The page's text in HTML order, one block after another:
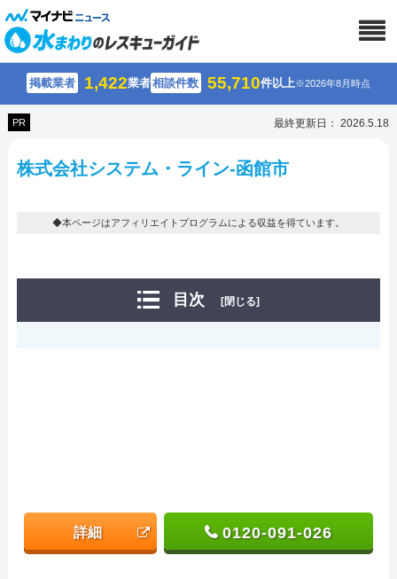
掲載業者 1,422業者相談件数 55,710件以上※2026年8月時点
PR 最終更新日： 2026.5.18
株式会社システム・ライン-函館市
◆本ページはアフィリエイトプログラムによる収益を得ています。
目次 [閉じる]
詳細 0120-091-026